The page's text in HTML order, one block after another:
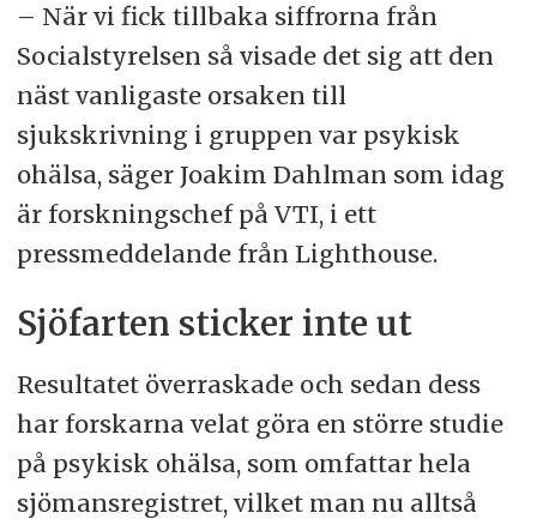
– När vi fick tillbaka siffrorna från
Socialstyrelsen så visade det sig att den
näst vanligaste orsaken till
sjukskrivning i gruppen var psykisk
ohälsa, säger Joakim Dahlman som idag
är forskningschef på VTI, i ett
pressmeddelande från Lighthouse.
Sjöfarten sticker inte ut
Resultatet överraskade och sedan dess
har forskarna velat göra en större studie
på psykisk ohälsa, som omfattar hela
sjömansregistret, vilket man nu alltså